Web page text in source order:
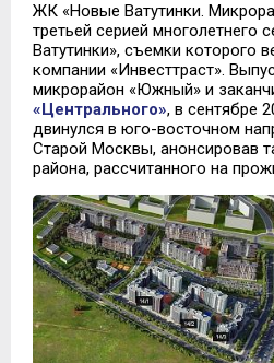
ЖК «Новые Ватутинки.
третьей серией многолетнего
Ватутинки», съемки которого
компании «Инвесттраст».
микрорайон «Южный» и
«Центрального», в сентябре
двинулся в юго-восточном
Старой Москвы, анонсировав
района, рассчитанного на